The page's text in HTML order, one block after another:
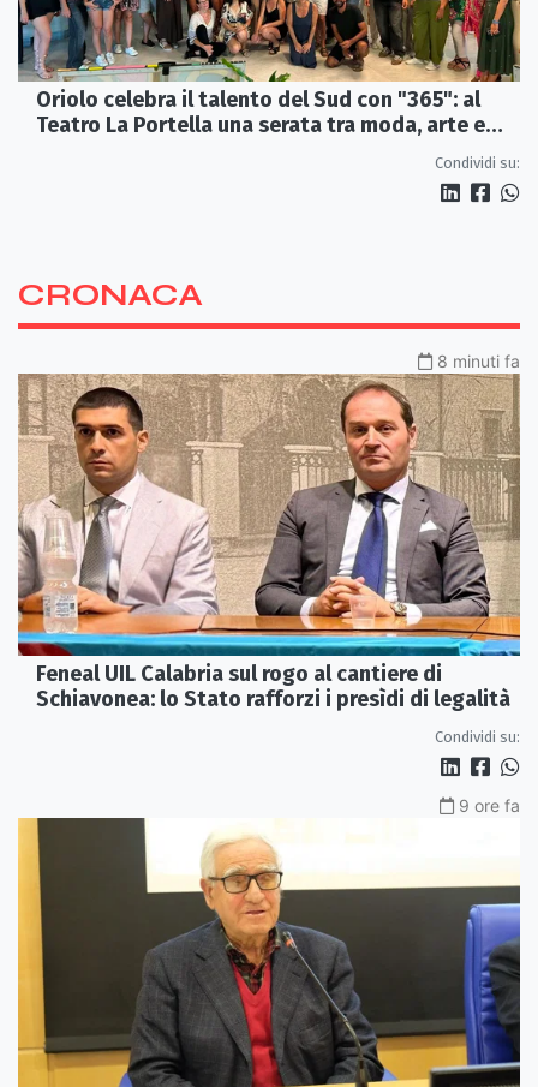
Oriolo celebra il talento del Sud con "365": al
Teatro La Portella una serata tra moda, arte e
Condividi su:
CRONACA
8 minuti fa
Feneal UIL Calabria sul rogo al cantiere di
Schiavonea: lo Stato rafforzi i presìdi di legalità
Condividi su:
9 ore fa